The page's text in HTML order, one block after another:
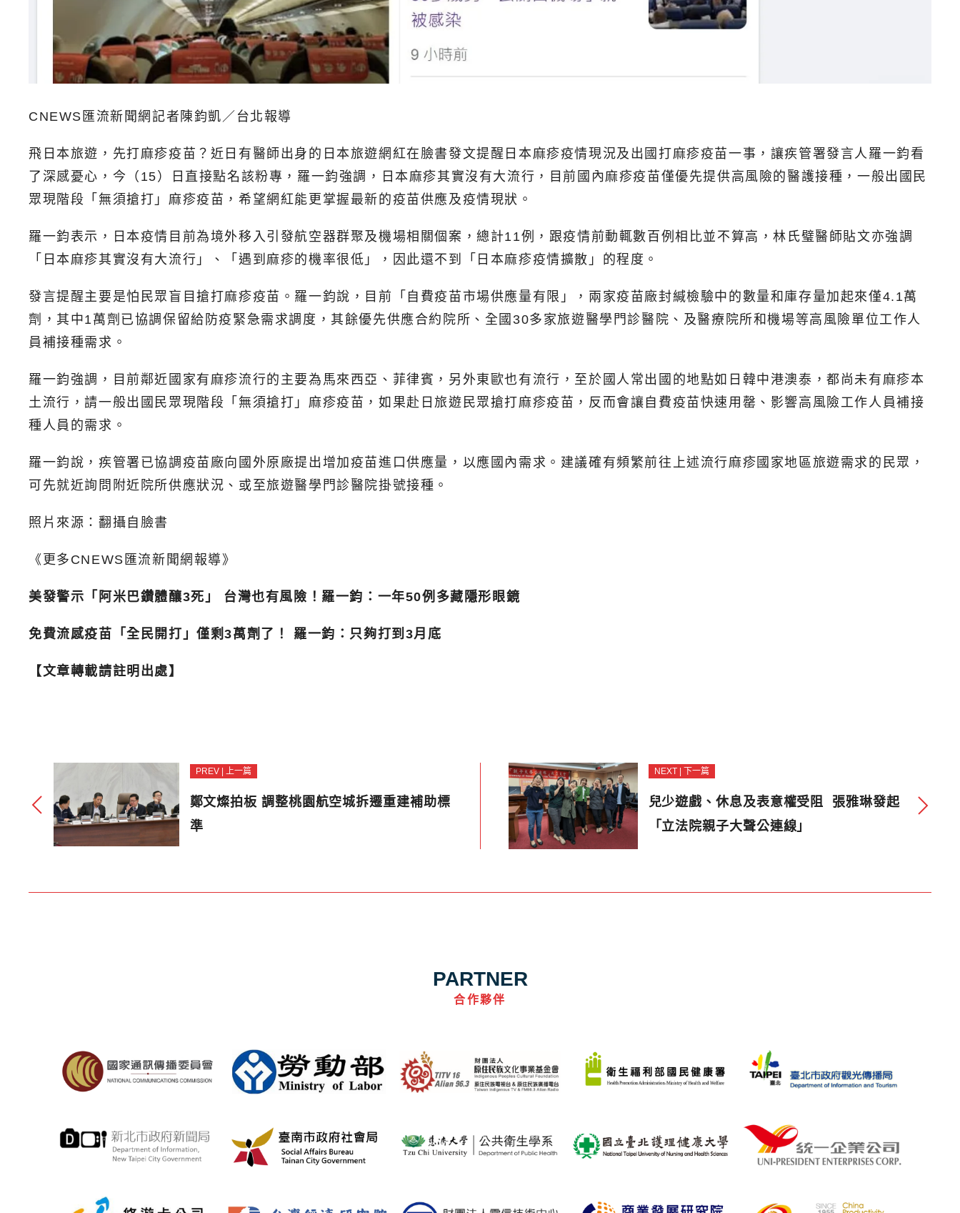
CNEWS匯流新聞網記者陳鈞凱／台北報導
飛日本旅遊，先打麻疹疫苗？近日有醫師出身的日本旅遊網紅在臉書發文提醒日本麻疹疫情現況及出國打麻疹疫苗一事，讓疾管署發言人羅一鈞看
了深感憂心，今（15）日直接點名該粉專，羅一鈞強調，日本麻疹其實沒有大流行，目前國內麻疹疫苗僅優先提供高風險的醫護接種，一般出國民
眾現階段「無須搶打」麻疹疫苗，希望網紅能更掌握最新的疫苗供應及疫情現狀。
羅一鈞表示，日本疫情目前為境外移入引發航空器群聚及機場相關個案，總計11例，跟疫情前動輒數百例相比並不算高，林氏璧醫師貼文亦強調
「日本麻疹其實沒有大流行」、「遇到麻疹的機率很低」，因此還不到「日本麻疹疫情擴散」的程度。
發言提醒主要是怕民眾盲目搶打麻疹疫苗。羅一鈞說，目前「自費疫苗市場供應量有限」，兩家疫苗廠封緘檢驗中的數量和庫存量加起來僅4.1萬
劑，其中1萬劑已協調保留給防疫緊急需求調度，其餘優先供應合約院所、全國30多家旅遊醫學門診醫院、及醫療院所和機場等高風險單位工作人
員補接種需求。
羅一鈞強調，目前鄰近國家有麻疹流行的主要為馬來西亞、菲律賓，另外東歐也有流行，至於國人常出國的地點如日韓中港澳泰，都尚未有麻疹本
土流行，請一般出國民眾現階段「無須搶打」麻疹疫苗，如果赴日旅遊民眾搶打麻疹疫苗，反而會讓自費疫苗快速用罄、影響高風險工作人員補接
種人員的需求。
羅一鈞說，疾管署已協調疫苗廠向國外原廠提出增加疫苗進口供應量，以應國內需求。建議確有頻繁前往上述流行麻疹國家地區旅遊需求的民眾，
可先就近詢問附近院所供應狀況、或至旅遊醫學門診醫院掛號接種。
照片來源：翻攝自臉書
《更多CNEWS匯流新聞網報導》
美發警示「阿米巴鑽體釀3死」 台灣也有風險！羅一鈞：一年50例多藏隱形眼鏡
免費流感疫苗「全民開打」僅剩3萬劑了！ 羅一鈞：只夠打到3月底
【文章轉載請註明出處】
PREV | 上一篇
鄭文燦拍板 調整桃園航空城拆遷重建補助標
準
NEXT | 下一篇
兒少遊戲、休息及表意權受阻 張雅琳發起
「立法院親子大聲公連線」
PARTNER
合作夥伴